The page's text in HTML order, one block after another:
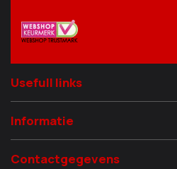
Usefull links
Informatie
Contactgegevens